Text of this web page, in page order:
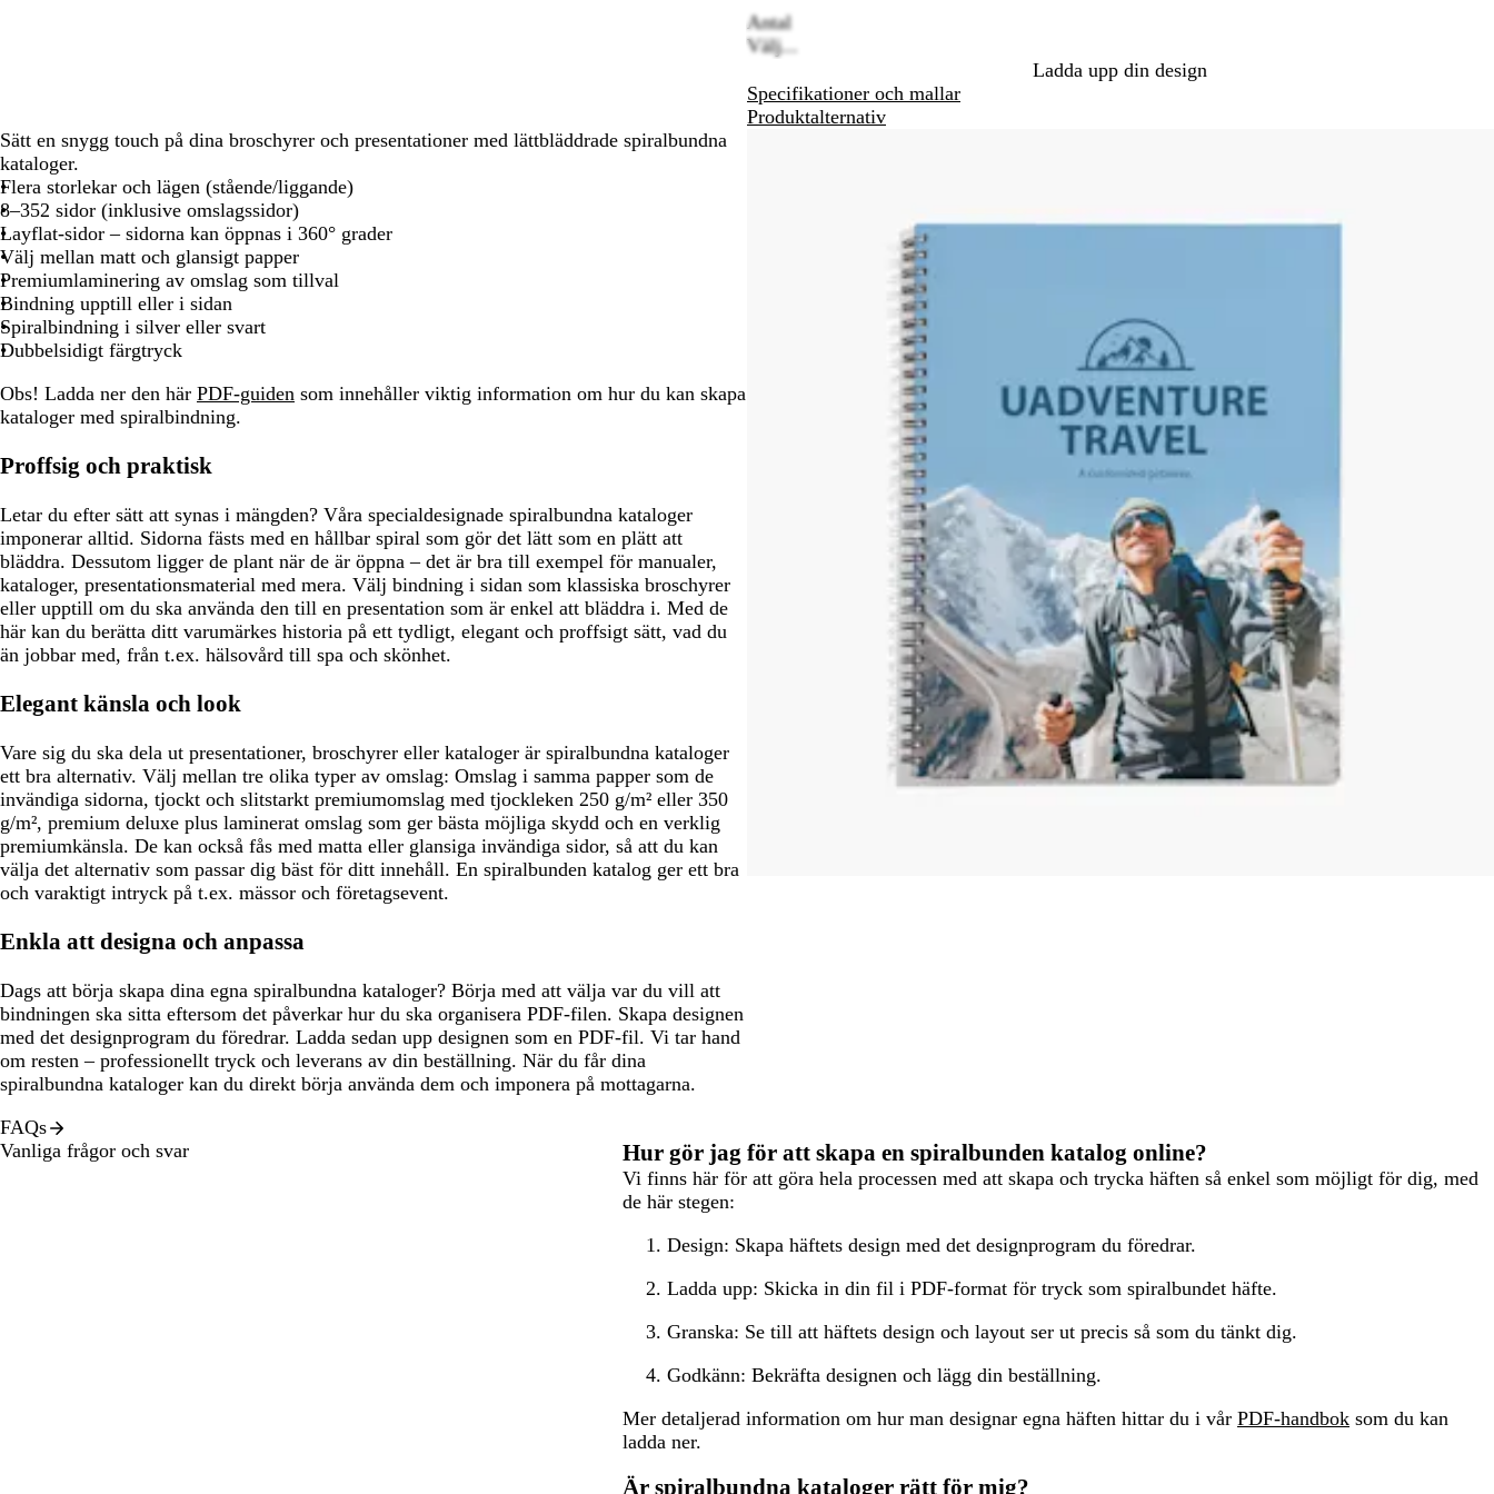
panorera
Antal
Välj...
Ladda upp din design
Specifikationer och mallar
Produktalternativ
Sätt en snygg touch på dina broschyrer och presentationer med lättbläddrade spiralbundna
kataloger.
Flera storlekar och lägen (stående/liggande)
8–352 sidor (inklusive omslagssidor)
Layflat-sidor – sidorna kan öppnas i 360° grader
Välj mellan matt och glansigt papper
Premiumlaminering av omslag som tillval
Bindning upptill eller i sidan
Spiralbindning i silver eller svart
Dubbelsidigt färgtryck
Obs! Ladda ner den här PDF-guiden som innehåller viktig information om hur du kan skapa
kataloger med spiralbindning.
Proffsig och praktisk
Letar du efter sätt att synas i mängden? Våra specialdesignade spiralbundna kataloger
imponerar alltid. Sidorna fästs med en hållbar spiral som gör det lätt som en plätt att
bläddra. Dessutom ligger de plant när de är öppna – det är bra till exempel för manualer,
kataloger, presentationsmaterial med mera. Välj bindning i sidan som klassiska broschyrer
eller upptill om du ska använda den till en presentation som är enkel att bläddra i. Med de
här kan du berätta ditt varumärkes historia på ett tydligt, elegant och proffsigt sätt, vad du
än jobbar med, från t.ex. hälsovård till spa och skönhet.
Elegant känsla och look
Vare sig du ska dela ut presentationer, broschyrer eller kataloger är spiralbundna kataloger
ett bra alternativ. Välj mellan tre olika typer av omslag: Omslag i samma papper som de
invändiga sidorna, tjockt och slitstarkt premiumomslag med tjockleken 250 g/m² eller 350
g/m², premium deluxe plus laminerat omslag som ger bästa möjliga skydd och en verklig
premiumkänsla. De kan också fås med matta eller glansiga invändiga sidor, så att du kan
välja det alternativ som passar dig bäst för ditt innehåll. En spiralbunden katalog ger ett bra
och varaktigt intryck på t.ex. mässor och företagsevent.
Enkla att designa och anpassa
Dags att börja skapa dina egna spiralbundna kataloger? Börja med att välja var du vill att
bindningen ska sitta eftersom det påverkar hur du ska organisera PDF-filen. Skapa designen
med det designprogram du föredrar. Ladda sedan upp designen som en PDF-fil. Vi tar hand
om resten – professionellt tryck och leverans av din beställning. När du får dina
spiralbundna kataloger kan du direkt börja använda dem och imponera på mottagarna.
FAQs
Vanliga frågor och svar
Hur gör jag för att skapa en spiralbunden katalog online?
Vi finns här för att göra hela processen med att skapa och trycka häften så enkel som möjligt för dig, med
de här stegen:
Design: Skapa häftets design med det designprogram du föredrar.
Ladda upp: Skicka in din fil i PDF-format för tryck som spiralbundet häfte.
Granska: Se till att häftets design och layout ser ut precis så som du tänkt dig.
Godkänn: Bekräfta designen och lägg din beställning.
Mer detaljerad information om hur man designar egna häften hittar du i vår PDF-handbok som du kan
ladda ner.
Är spiralbundna kataloger rätt för mig?